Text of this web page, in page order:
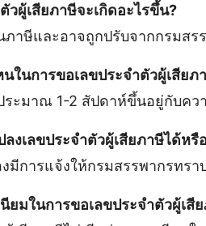
วผู้เสียภาษีจะเกิดอะไรขึ้น?
าษีและอาจถูกปรับจากกรมสร
ในการขอเลขประจําตัวผู้เสียภ
ระมาณ 1-2 สัปดาห์ขึ้นอยู่กับคว
งเลขประจําตัวผู้เสียภาษีได้หรื
มีการแจ้งให้กรมสรรพากรทรา
ยมในการขอเลขประจําตัวผู้เสี